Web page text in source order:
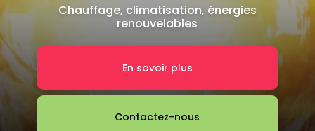
Chauffage, climatisation, énergies
renouvelables
En savoir plus
Contactez-nous